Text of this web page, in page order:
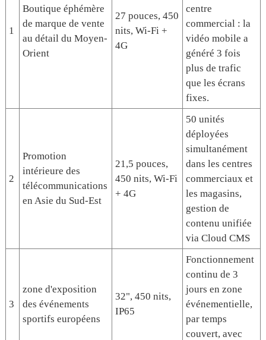
1
Boutique éphémère
de marque de vente
au détail du Moyen-
Orient
27 pouces, 450
nits, Wi-Fi +
4G
centre
commercial : la
vidéo mobile a
généré 3 fois
plus de trafic
que les écrans
fixes.
2
Promotion
intérieure des
télécommunications
en Asie du Sud-Est
21,5 pouces,
450 nits, Wi-Fi
+ 4G
50 unités
déployées
simultanément
dans les centres
commerciaux et
les magasins,
gestion de
contenu unifiée
via Cloud CMS
3
zone d'exposition
des événements
sportifs européens
32", 450 nits,
IP65
Fonctionnement
continu de 3
jours en zone
événementielle,
par temps
couvert, avec